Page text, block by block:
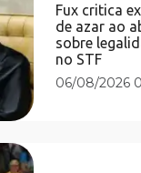
Fux critica
de azar ao
sobre
no STF
06/08/2026